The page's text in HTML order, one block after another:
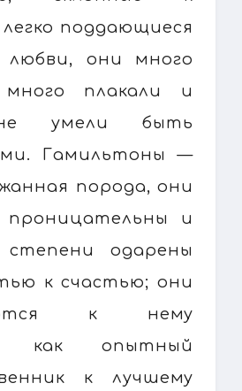
поддающиеся
они много
много плакали и
умели быть
Гамильтоны —
порода, они
проницательны и
одарены
к счастью; они
к нему
как опытный
к лучшему